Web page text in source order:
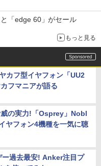
「edge 60」がセール
もっと見る
カフ型イヤフォン「UU2
フマニアが語る
の実力!「Osprey」Nobl
ヤフォン4機種を一気に聴
過去最安! Anker注目プ